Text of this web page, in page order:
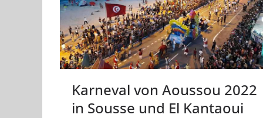
Karneval von Aoussou 2022
in Sousse und El Kantaoui